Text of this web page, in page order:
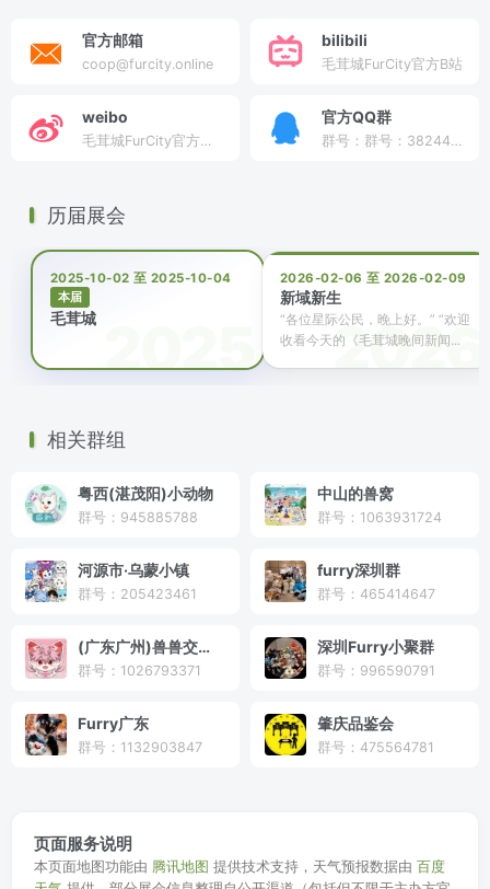
官方邮箱
coop@furcity.online
bilibili
毛茸城FurCity官方B站
weibo
毛茸城FurCity官方微博
官方QQ群
群号：群号：3824410681
历届展会
2025-10-02 至 2025-10-04
本届
毛茸城
2026-02-06 至 2026-02-09
新域新生
“各位星际公民，晚上好。” “欢迎
收看今天的《毛茸城晚间新闻...
相关群组
粤西(湛茂阳)小动物
群号：945885788
中山的兽窝
群号：1063931724
河源市·乌蒙小镇
群号：205423461
furry深圳群
群号：465414647
(广东广州)兽兽交流群
群号：1026793371
深圳Furry小聚群
群号：996590791
Furry广东
群号：1132903847
肇庆品鉴会
群号：475564781
页面服务说明
本页面地图功能由 腾讯地图 提供技术支持，天气预报数据由 百度